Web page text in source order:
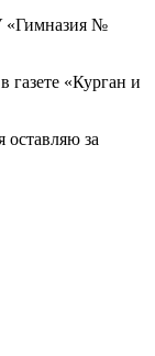
«Гимназия №
газете «Курган и
оставляю за